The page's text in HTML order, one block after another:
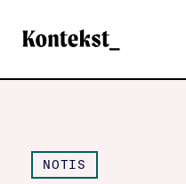
Kontekst
NOTIS